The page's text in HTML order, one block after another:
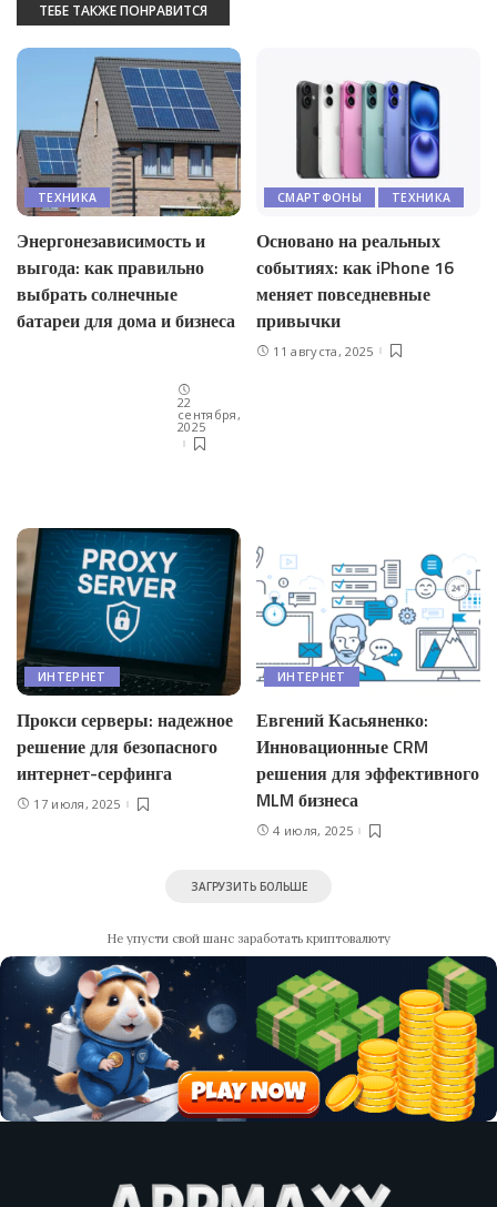
ТЕБЕ ТАКЖЕ ПОНРАВИТСЯ
ТЕХНИКА
Энергонезависимость и
выгода: как правильно
выбрать солнечные
батареи для дома и бизнеса
22
сентября,
2025
СМАРТФОНЫ ТЕХНИКА
Основано на реальных
событиях: как iPhone 16
меняет повседневные
привычки
11 августа, 2025
ИНТЕРНЕТ
Прокси серверы: надежное
решение для безопасного
интернет-серфинга
17 июля, 2025
ИНТЕРНЕТ
Евгений Касьяненко:
Инновационные CRM
решения для эффективного
MLM бизнеса
4 июля, 2025
ЗАГРУЗИТЬ БОЛЬШЕ
Не упусти свой шанс заработать криптовалюту